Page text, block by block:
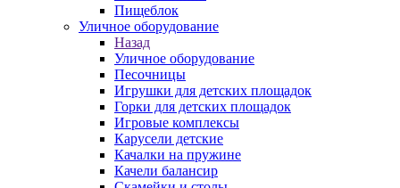
Пищеблок
Уличное оборудование
Назад
Уличное оборудование
Песочницы
Игрушки для детских площадок
Горки для детских площадок
Игровые комплексы
Карусели детские
Качалки на пружине
Качели балансир